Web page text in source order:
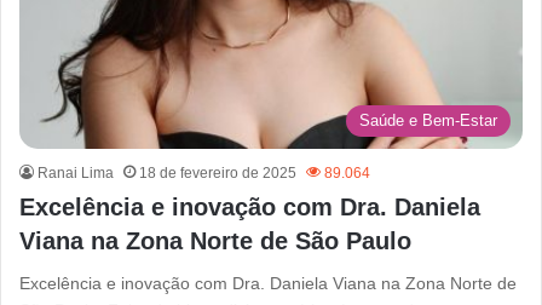
Saúde e Bem-Estar
Ranai Lima 18 de fevereiro de 2025 89.064
Excelência e inovação com Dra. Daniela
Viana na Zona Norte de São Paulo
Excelência e inovação com Dra. Daniela Viana na Zona Norte de